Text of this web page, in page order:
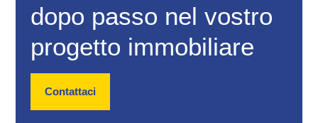
dopo passo nel vostro
progetto immobiliare
Contattaci